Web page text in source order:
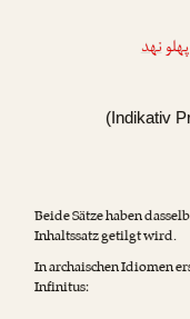
نهد
(Indikativ
Beide Sätze haben
Inhaltssatz getilgt wird.
In archaischen Idiomen
Infinitus: